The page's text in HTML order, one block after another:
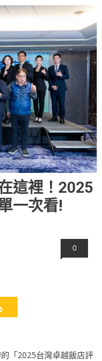
這裡！2025
一次看!
0
「2025台灣卓越飯店評